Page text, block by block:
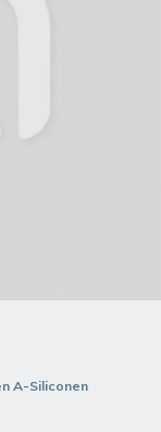
A-Siliconen